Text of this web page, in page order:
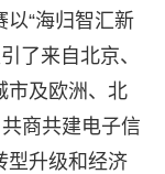
“海归智汇新
了来自北京、
市及欧洲、北
商共建电子信
型升级和经济